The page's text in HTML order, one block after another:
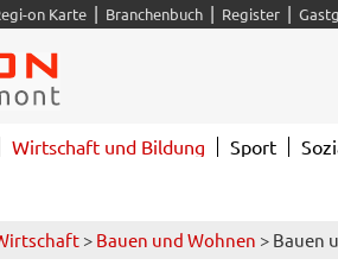
> Bauen und Wohnen > Bauen
on Karte | Branchenbuch | Register |
Wirtschaft und Bildung Sport